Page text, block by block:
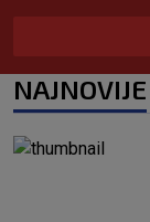
NAJNOVIJE